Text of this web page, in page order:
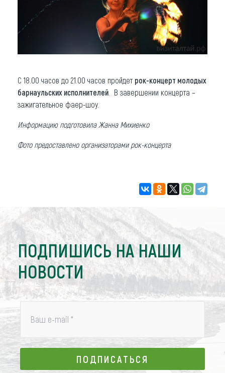
С 18.00 часов до 21.00 часов пройдет рок-концерт молодых
барнаульских исполнителей . В завершении концерта –
зажигательное фаер-шоу.
Информацию подготовила Жанна Михиенко
Фото предоставлено организаторами рок-концерта
ПОДПИШИСЬ НА НАШИ
НОВОСТИ
Ваш e-mail *
ПОДПИСАТЬСЯ